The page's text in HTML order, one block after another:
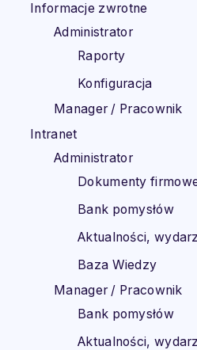
Informacje zwrotne
Administrator
Raporty
Konfiguracja
Manager / Pracownik
Intranet
Administrator
Dokumenty
Bank pomysłów
Aktualności,
Baza Wiedzy
Manager / Pracownik
Bank pomysłów
Aktualności,